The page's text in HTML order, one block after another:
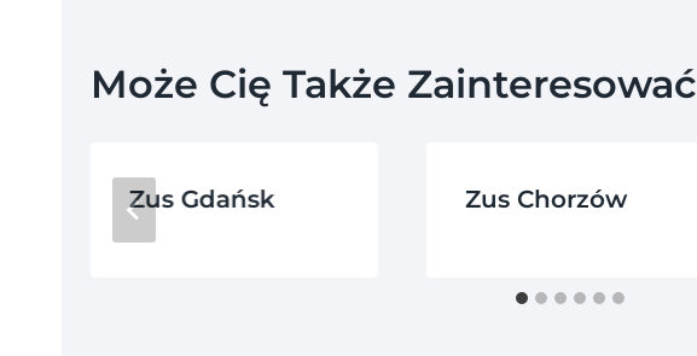
Może Cię Także Zainteresować
Zus Gdańsk Zus Chorzów